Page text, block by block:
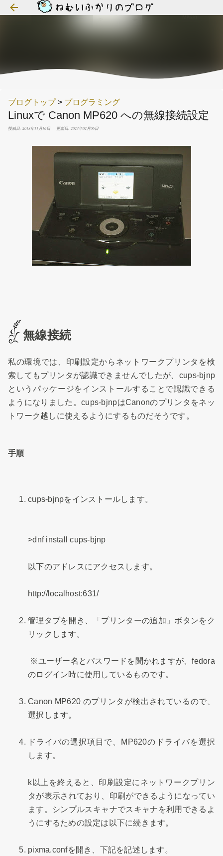
スキップしてメイン コンテンツに移動
ブログトップ> プログラミング
Linuxで Canon MP620 への無線接続設定
投稿日: 2018年11月16日 更新日: 2023年02月06日
無線接続
私の環境では、印刷設定からネットワークプリンタを検
索してもプリンタが認識できませんでしたが、cups-bjnp
というパッケージをインストールすることで認識できる
ようになりました。cups-bjnpはCanonのプリンタをネッ
トワーク越しに使えるようにするものだそうです。
手順
cups-bjnpをインストールします。
>dnf install cups-bjnp
以下のアドレスにアクセスします。
http://localhost:631/
管理タブを開き、「プリンターの追加」ボタンをク
リックします。
※ユーザー名とパスワードを聞かれますが、fedora
のログイン時に使用しているものです。
Canon MP620 のプリンタが検出されているので、
選択します。
ドライバの選択項目で、MP620のドライバを選択
します。
k以上を終えると、印刷設定にネットワークプリン
タが表示されており、印刷ができるようになってい
ます。シンプルスキャナでスキャナを利用できるよ
うにするための設定は以下に続きます。
pixma.confを開き、下記を記述します。